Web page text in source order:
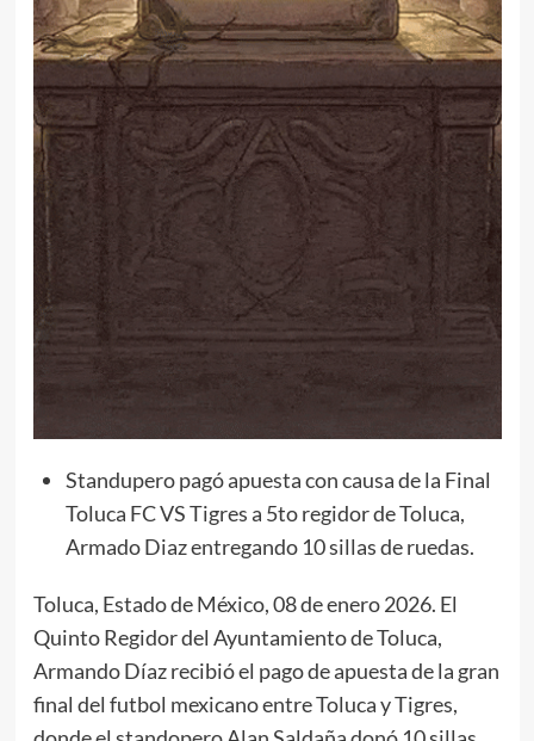
Standupero pagó apuesta con causa de la Final
Toluca FC VS Tigres a 5to regidor de Toluca,
Armado Diaz entregando 10 sillas de ruedas.
Toluca, Estado de México, 08 de enero 2026. El
Quinto Regidor del Ayuntamiento de Toluca,
Armando Díaz recibió el pago de apuesta de la gran
final del futbol mexicano entre Toluca y Tigres,